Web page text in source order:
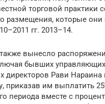
торговой практики
размещения, которые они
гг. 2013–14.
вынесло
бывших
директоров Рави Нараина
приказав им выплатить
периода вместе с